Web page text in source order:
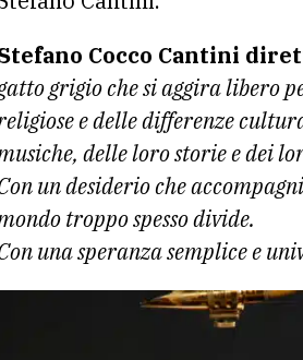
Cocco Cantini
grigio che si aggira libero
e delle differenze
delle loro storie e dei
un desiderio che
troppo spesso divide.
una speranza semplice e